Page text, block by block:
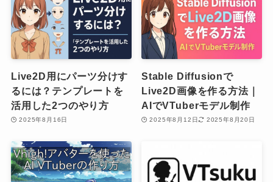
Live2D用にパーツ分けす
るには？テンプレートを
活用した2つのやり方
2025年8月16日
Stable Diffusionで
Live2D画像を作る方法｜
AIでVTuberモデル制作
2025年8月12日 2025年8月20日